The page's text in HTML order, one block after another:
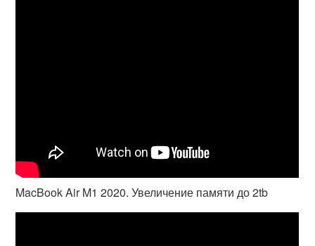
MacBook Air M1 2020. Увеличение памяти до 2tb